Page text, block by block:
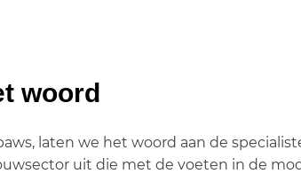
woord
laten we het woord aan de
uit die met de voeten in de